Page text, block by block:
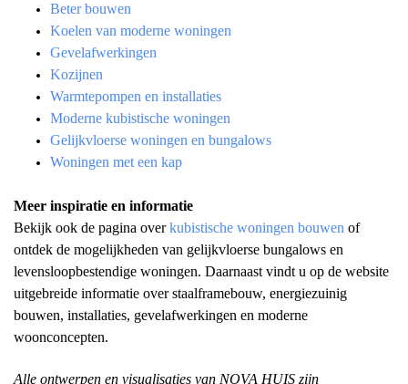
Beter bouwen
Koelen van moderne woningen
Gevelafwerkingen
Kozijnen
Warmtepompen en installaties
Moderne kubistische woningen
Gelijkvloerse woningen en bungalows
Woningen met een kap
Meer inspiratie en informatie
Bekijk ook de pagina overkubistische woningen bouwen of
ontdek de mogelijkheden van gelijkvloerse bungalows en
levensloopbestendige woningen. Daarnaast vindt u op de website
uitgebreide informatie over staalframebouw, energiezuinig
bouwen, installaties, gevelafwerkingen en moderne
woonconcepten.
Alle ontwerpen en visualisaties van NOVA HUIS zijn